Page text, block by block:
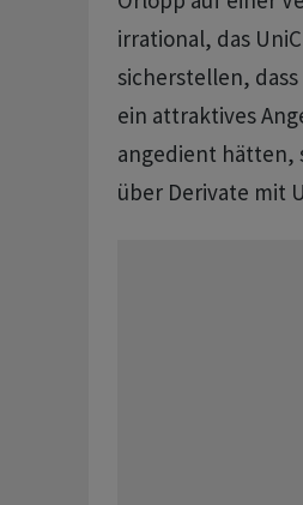
irrational, das
sicherstellen,
ein attraktives
angedient hätten,
über Derivate mit